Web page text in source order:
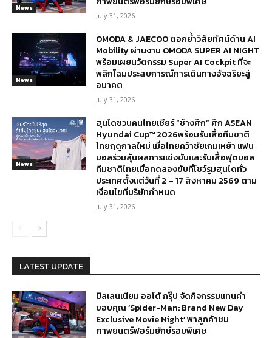
News
July 31, 2026
News
OMODA & JAECOO ตอกย้ำวิสัยทัศน์ด้าน AI
Mobility ผ่านงาน OMODA SUPER AI NIGHT
พร้อมเผยนวัตกรรม Super AI Cockpit ที่จะ
พลิกโฉมประสบการณ์การเดินทางอัจฉริยะสู่
อนาคต
July 31, 2026
News
ฮุนไดชวนคนไทยเชียร์ “ช้างศึก” ศึก ASEAN
Hyundai Cup™ 2026พร้อมรับเสื้อทีมชาติ
ไทยฤดูกาลใหม่ เมื่อไทยคว้าชัยเกมเหย้า แฟน
บอลร่วมลุ้นผลการแข่งขันและรับเสื้อฟุตบอล
ทีมชาติไทยเมื่อทดลองขับที่โชว์รูมฮุนไดทั่ว
ประเทศตั้งแต่วันที่ 2 – 17 สิงหาคม 2569 ตาม
เงื่อนไขที่บริษัทกำหนด
July 31, 2026
LATEST UPDATE
มิลเลนเนียม ออโต้ กรุ๊ป จัดกิจกรรมแทนคำ
ขอบคุณ ‘Spider-Man: Brand New Day
Exclusive Movie Night’ พาลูกค้าชม
ภาพยนตร์ฟอร์มยักษ์รอบพิเศษ